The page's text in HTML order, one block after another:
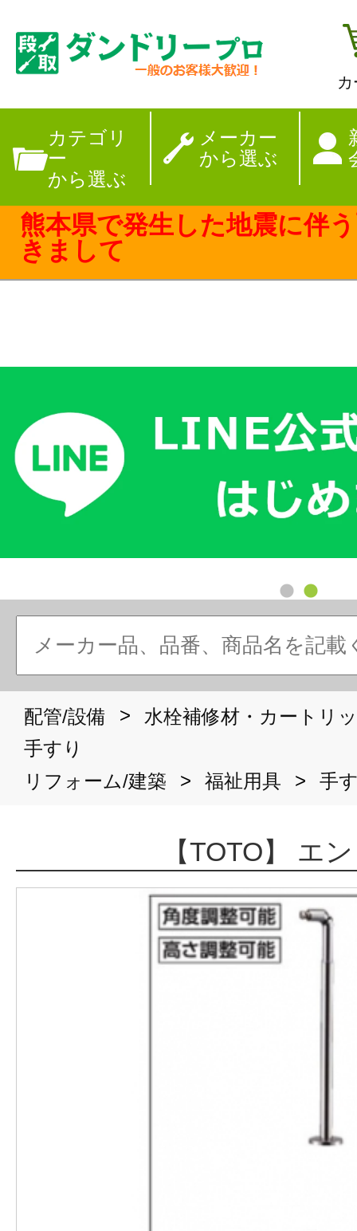
カテゴリ
ー
から選ぶ
メーカー
から選ぶ
【夏季休暇のお
熊本県で発生した地震に伴
きまして
配管/設備 >
水栓補修材・カートリ
手すり
リフォーム/建築
> 福祉用具 > 手
【TOTO】 エ